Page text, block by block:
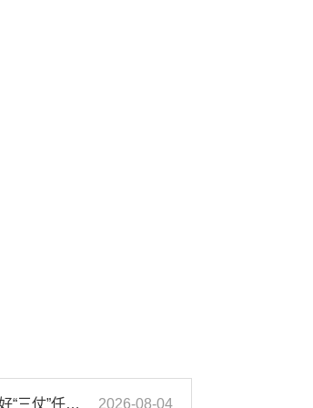
汪华东在全市季度工作会议上强调 锚定打好“三仗”任务和年度预期目标不动摇 在全市上下掀起比学赶超争先进位的攻坚热潮 2026-08-04